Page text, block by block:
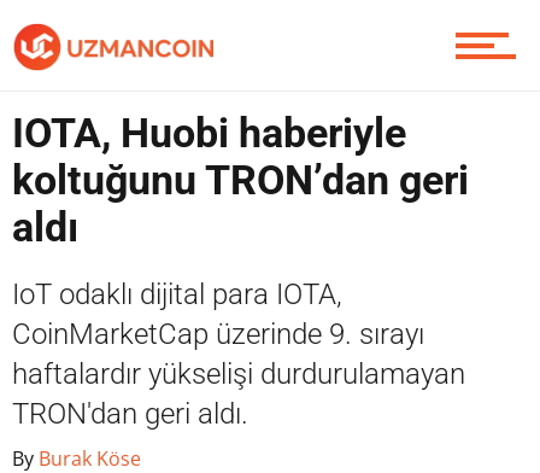
Yazarlardan
Piyasa
Soru Sor
Contact / İletişim
IOTA, Huobi haberiyle
koltuğunu TRON’dan geri
aldı
IoT odaklı dijital para IOTA,
CoinMarketCap üzerinde 9. sırayı
haftalardır yükselişi durdurulamayan
TRON'dan geri aldı.
By Burak Köse